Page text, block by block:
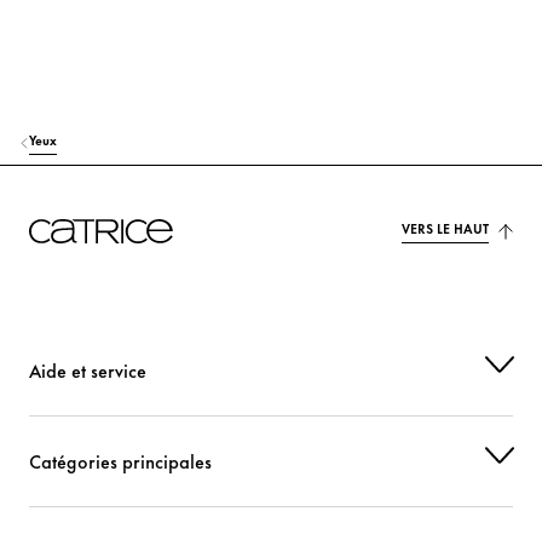
Yeux
VERS LE HAUT
Aide et service
Catégories principales